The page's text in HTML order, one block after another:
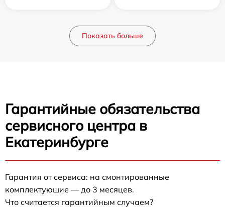
Показать больше
Гарантийные обязательства
сервисного центра в
Екатеринбурге
Гарантия от сервиса: на смонтированные
комплектующие — до 3 месяцев.
Что считается гарантийным случаем?